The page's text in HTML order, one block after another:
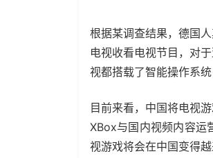
根据某调查结果， 德国
电视收看电视节目，对
视都搭载了智能操作系
目前来看，中国将电视
XBox与国内视频内容运
视游戏将会在中国变得